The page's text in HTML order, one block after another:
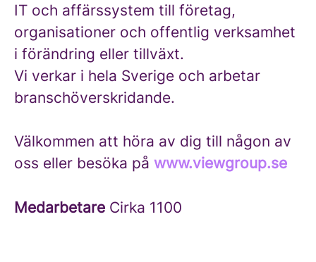
IT och affärssystem till företag,
organisationer och offentlig verksamhet
i förändring eller tillväxt.
Vi verkar i hela Sverige och arbetar
branschöverskridande.
Välkommen att höra av dig till någon av
oss eller besöka på www.viewgroup.se
Medarbetare Cirka 1100